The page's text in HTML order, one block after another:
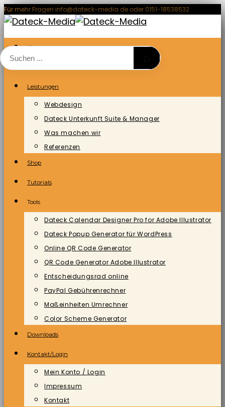
Zum
Inhalt
springen
Für mehr Fragen info@dateck-media.de oder 0151-18538532
Home
Leistungen
Webdesign
Dateck Unterkunft Suite & Manager
Was machen wir
Referenzen
Shop
Tutorials
Tools
Dateck Calendar Designer Pro for Adobe Illustrator
Dateck Popup Generator für WordPress
Online QR Code Generator
QR Code Generator Adobe Illustrator
Entscheidungsrad online
PayPal Gebührenrechner
Maßeinheiten Umrechner
Color Scheme Generator
Downloads
Kontakt/Login
Mein Konto / Login
Impressum
Kontakt